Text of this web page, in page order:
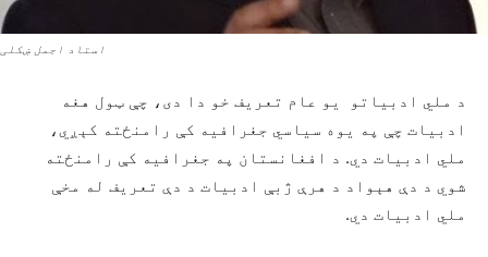
استاد اجمل ښکلی
د ملي ادبياتو يو عام تعريف خو دا دى، چې ټول هغه
ادبيات چې په يوه سياسي جغرافيه کې رامنځته کېږي،
ملي ادبيات دي. د افغانستان په جغرافيه کې رامنځته
شوي د دې هېواد د هرې ژبې ادبيات د دې تعريف له مخې
ملي ادبيات دي.